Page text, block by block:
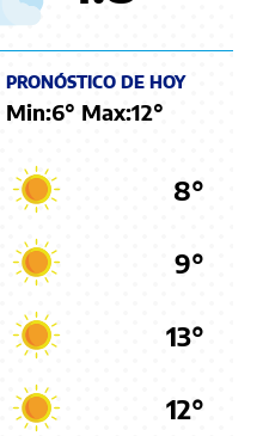
PRONÓSTICO DE HOY
Min:6° Max:12°
8°
9°
13°
12°